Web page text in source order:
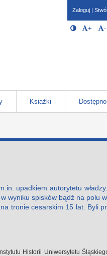
Książki
Zaloguj |
Opcje
Włącz/
+ -
upadkiem autorytetu
wyniku spisków bądź na polu
tronie cesarskim 15 lat. Byli
Historii Uniwersytetu